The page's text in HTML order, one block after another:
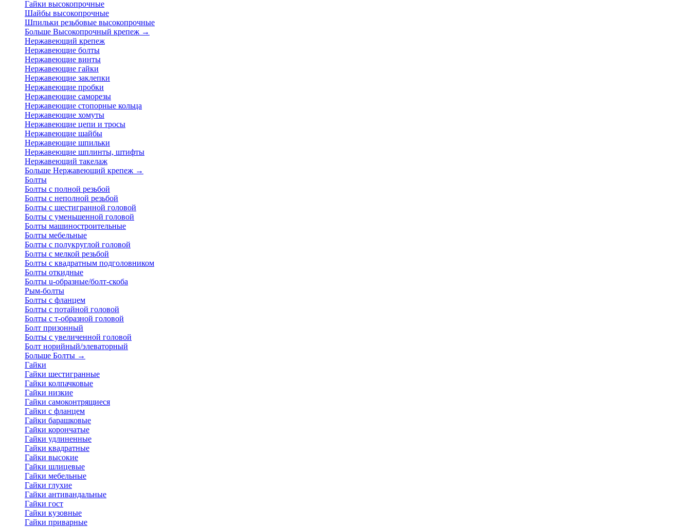
Гайки высокопрочные
Шайбы высокопрочные
Шпильки резьбовые высокопрочные
Больше Высокопрочный крепеж →
Нержавеющий крепеж
Нержавеющие болты
Нержавеющие винты
Нержавеющие гайки
Нержавеющие заклепки
Нержавеющие пробки
Нержавеющие саморезы
Нержавеющие стопорные кольца
Нержавеющие хомуты
Нержавеющие цепи и тросы
Нержавеющие шайбы
Нержавеющие шпильки
Нержавеющие шплинты, штифты
Нержавеющий такелаж
Больше Нержавеющий крепеж →
Болты
Болты с полной резьбой
Болты с неполной резьбой
Болты с шестигранной головой
Болты с уменьшенной головой
Болты машиностроительные
Болты мебельные
Болты с полукруглой головой
Болты с мелкой резьбой
Болты с квадратным подголовником
Болты откидные
Болты u-образные/болт-скоба
Рым-болты
Болты с фланцем
Болты с потайной головой
Болты с т-образной головой
Болт призонный
Болты с увеличенной головой
Болт норийный/элеваторный
Больше Болты →
Гайки
Гайки шестигранные
Гайки колпачковые
Гайки низкие
Гайки самоконтрящиеся
Гайки с фланцем
Гайки барашковые
Гайки корончатые
Гайки удлиненные
Гайки квадратные
Гайки высокие
Гайки шлицевые
Гайки мебельные
Гайки глухие
Гайки антивандальные
Гайки гост
Гайки кузовные
Гайки приварные